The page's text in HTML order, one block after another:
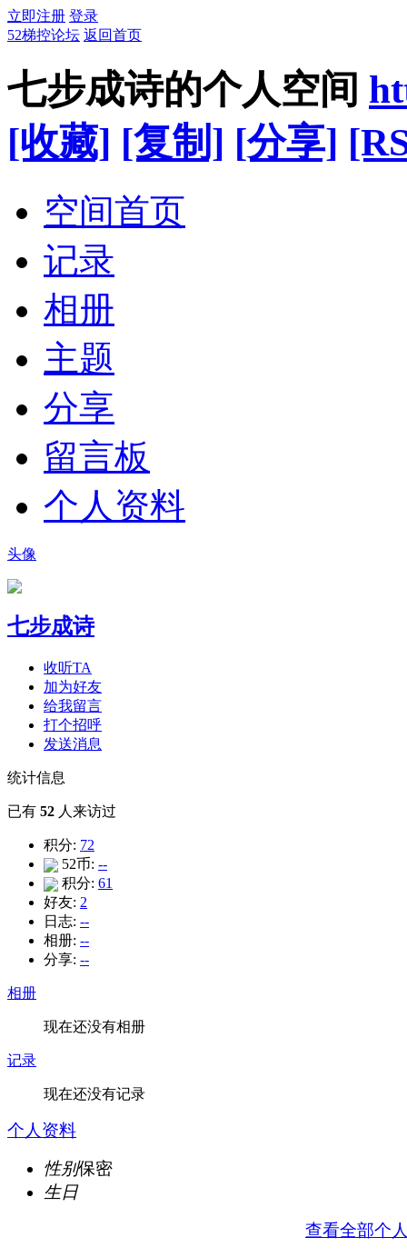
立即注册 登录
52梯控论坛 返回首页
七步成诗的个人空间
[收藏] [复制] [分享]
空间首页
记录
相册
主题
分享
留言板
个人资料
头像
七步成诗
收听TA
加为好友
给我留言
打个招呼
发送消息
统计信息
已有 52 人来访过
积分: 72
52币: --
积分: 61
好友: 2
日志: --
相册: --
分享: --
相册
现在还没有相册
记录
现在还没有记录
个人资料
性别保密
生日
查看全部个